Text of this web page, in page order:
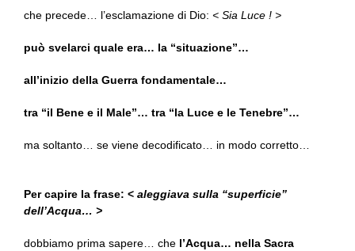
che precede… l’esclamazione di Dio: < Sia Luce ! >
può svelarci quale era… la “situazione”…
all’inizio della Guerra fondamentale…
tra “il Bene e il Male”… tra “la Luce e le Tenebre”…
ma soltanto… se viene decodificato… in modo corretto…
Per capire la frase: < aleggiava sulla “superficie”
dell’Acqua… >
dobbiamo prima sapere… che l’Acqua… nella Sacra